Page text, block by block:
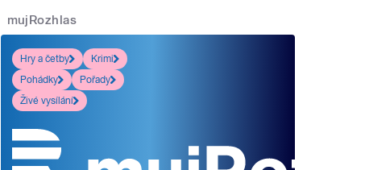
mujRozhlas
Hry a četby
Krimi
Pohádky
Pořady
Živé vysílání